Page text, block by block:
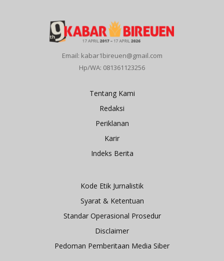
Email: kabar1bireuen@gmail.com
Hp/WA: 081361123256
Tentang Kami
Redaksi
Periklanan
Karir
Indeks Berita
Kode Etik Jurnalistik
Syarat & Ketentuan
Standar Operasional Prosedur
Disclaimer
Pedoman Pemberitaan Media Siber